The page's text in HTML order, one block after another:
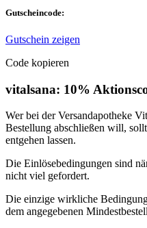
Gutscheincode:
Gutschein zeigen
Code kopieren
vitalsana: 10%
Wer bei der Versandapotheke
Bestellung abschließen will,
entgehen lassen.
Die Einlösebedingungen sind
nicht viel gefordert.
Die einzige wirkliche
dem angegebenen